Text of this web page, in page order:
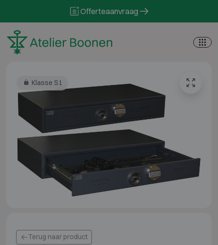
Offerteaanvraag
Klasse S1
Terug naar product